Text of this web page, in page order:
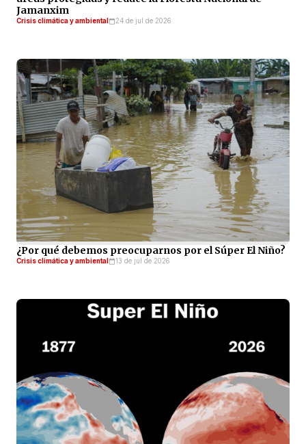
Jamanxim
Crisis climática y ambiental 24 de jul de 2026
¿Por qué debemos preocuparnos por el Súper El Niño?
Crisis climática y ambiental 13 de jul de 2026